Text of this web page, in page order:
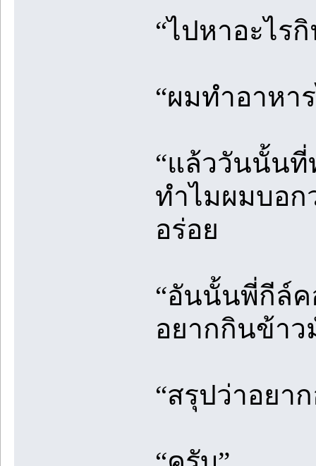
“ไปหาอะไร
“ผมทำอาหา
“แล้ววันนั้นที่
ทำไมผมบอก
อร่อย
“อันนั้นพี่กีล์
อยากกินข้าว
“สรุปว่าอยา